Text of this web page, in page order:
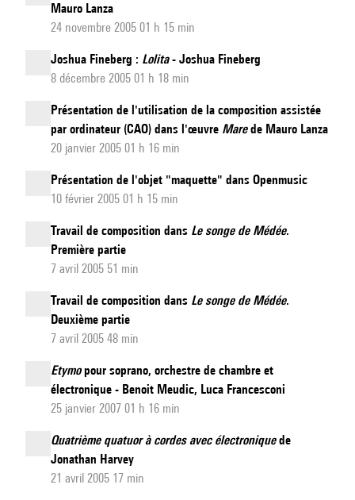
Mauro Lanza
24 novembre 2005 01 h 15 min
Joshua Fineberg : Lolita- Joshua Fineberg
8 décembre 2005 01 h 18 min
Présentation de l'utilisation de la composition assistée
par ordinateur (CAO) dans l'œuvre Marede Mauro Lanza
20 janvier 2005 01 h 16 min
Présentation de l'objet "maquette" dans Openmusic
10 février 2005 01 h 15 min
Travail de composition dans Le songe de Médée.
Première partie
7 avril 2005 51 min
Travail de composition dans Le songe de Médée.
Deuxième partie
7 avril 2005 48 min
Etymopour soprano, orchestre de chambre et
électronique - Benoit Meudic, Luca Francesconi
25 janvier 2007 01 h 16 min
Quatrième quatuor à cordes avec électroniquede
Jonathan Harvey
21 avril 2005 17 min